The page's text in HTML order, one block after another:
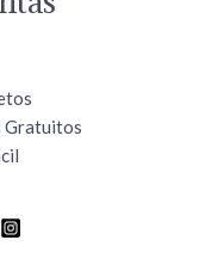
Gratuitos